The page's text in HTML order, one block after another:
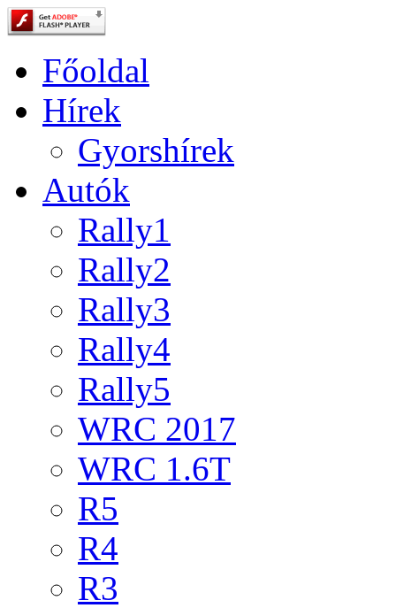
Főoldal
Hírek
Gyorshírek
Autók
Rally1
Rally2
Rally3
Rally4
Rally5
WRC 2017
WRC 1.6T
R5
R4
R3